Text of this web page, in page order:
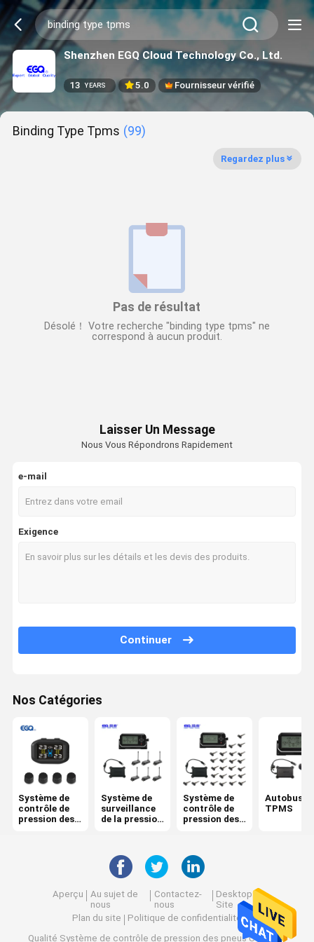
Shenzhen EGQ Cloud Technology Co., Ltd.
13 YEARS 5.0 Fournisseur vérifié
Binding Type Tpms (99)
Regardez plus
Pas de résultat
Désolé！ Votre recherche "binding type tpms" ne
correspond à aucun produit.
Laisser Un Message
Nous Vous Répondrons Rapidement
e-mail
Exigence
Continuer
Nos Catégories
Système de
contrôle de
pression des
Système de
surveillance
de la pression
Système de
contrôle de
pression des
Autobus
TPMS
Aperçu
Au sujet de
nous
Contactez-
nous
Desktop
Site
Plan du site
Politique de confidentialité
Qualité Système de contrôle de pression des pneusUsine De